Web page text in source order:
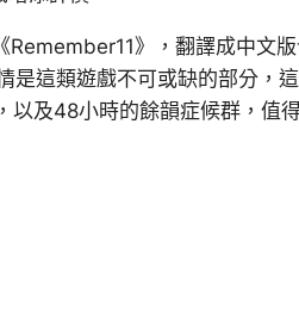
Remember11》，翻譯成中文
這類遊戲不可或缺的部分，
及48小時的餘韻症候群，值